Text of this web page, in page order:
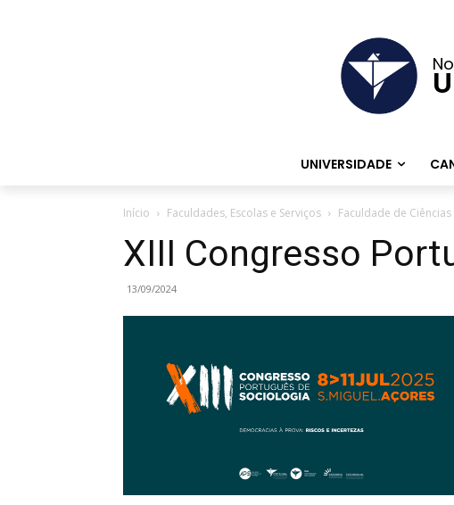
UNIVERSIDADE
Início Faculdades, Escolas e Serviços Faculdade de
XIII Congresso
13/09/2024